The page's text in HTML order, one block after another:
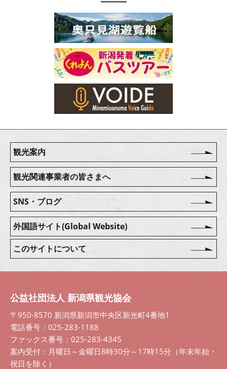
観光案内
観光関連事業者の皆さまへ
SNS・ブログ
外国語サイト(Global Website)
このサイトについて
公益社団法人 新潟県観光協会
〒950-8570 新潟県新潟市中央区新光町4番地1
電話番号：025-283-1188
ファックス番号：025-283-4345
案内受付：月曜日～金曜日8時30分～17時15分（年末年始・
祝日を除く）